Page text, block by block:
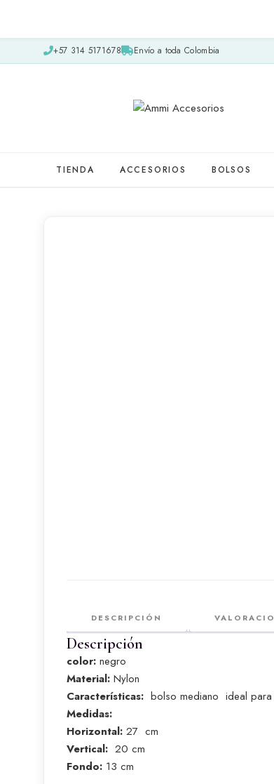
+57 314 5171678 Envío a toda Colombia
TIENDA ACCESORIOS BOLSOS
DESCRIPCIÓN
Descripción
color: negro
Material: Nylon
Características: bolso mediano ideal para
Medidas:
Horizontal: 27 cm
Vertical: 20 cm
Fondo: 13 cm